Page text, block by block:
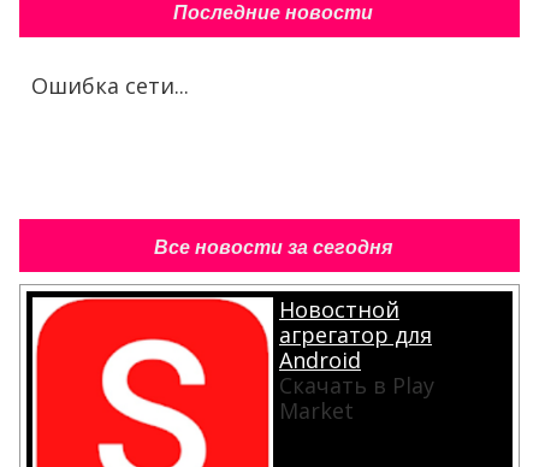
Последние новости
Ошибка сети...
Все новости за сегодня
Новостной
агрегатор для
Android
Скачать в Play
Market